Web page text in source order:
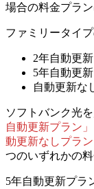
場合の料金プラ
ファミリータイ
2年自動更
5年自動更
自動更新な
ソフトバンク光
自動更新プラン
動更新なしプラン
つのいずれかの
5年自動更新プラ